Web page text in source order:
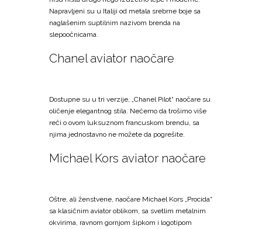
Napravljeni su u Italiji od metala srebrne boje sa
naglašenim suptilnim nazivom brenda na
slepoočnicama.
Chanel aviator naočare
Dostupne su u tri verzije, „Chanel Pilot“ naočare su
oličenje elegantnog stila. Nećemo da trošimo više
reči o ovom luksuznom francuskom brendu, sa
njima jednostavno ne možete da pogrešite.
Michael Kors aviator naočare
Oštre, ali ženstvene, naočare Michael Kors „Procida“
sa klasičnim aviator oblikom, sa svetlim metalnim
okvirima, ravnom gornjom šipkom i logotipom